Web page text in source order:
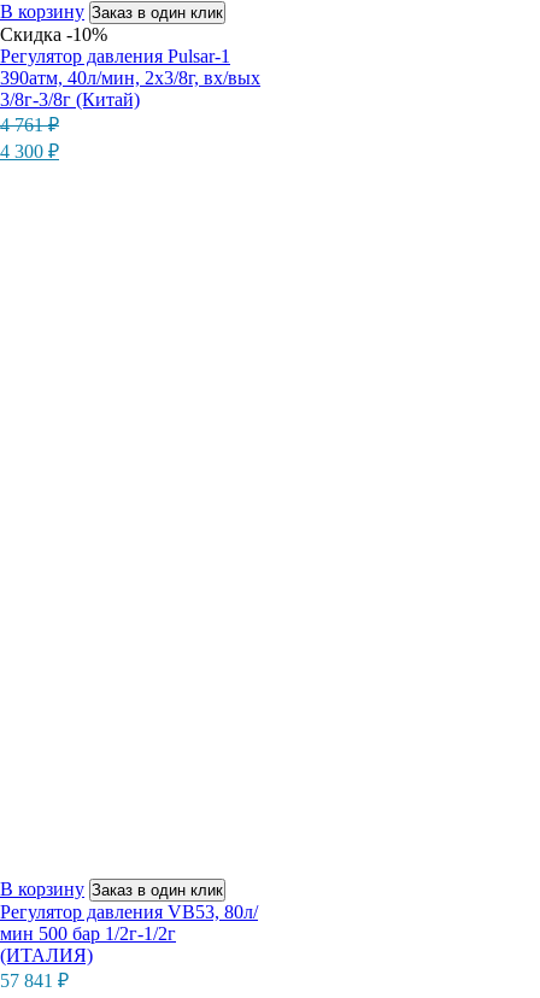
В корзину Заказ в один клик
Скидка -10%
Регулятор давления Pulsar-1
390атм, 40л/мин, 2х3/8г, вх/вых
3/8г-3/8г (Китай)
4 761₽
Первоначальная
цена
составляла
4 300 ₽
Текущая
цена:
4
В корзину Заказ в один клик
Регулятор давления VB53, 80л/
мин 500 бар 1/2г-1/2г
(ИТАЛИЯ)
57 841 ₽